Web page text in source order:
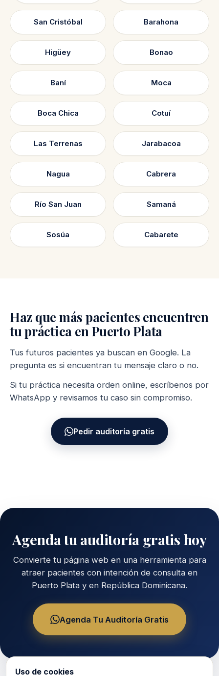
San Cristóbal Barahona
Higüey Bonao
Baní Moca
Boca Chica Cotuí
Las Terrenas Jarabacoa
Nagua Cabrera
Río San Juan Samaná
Sosúa Cabarete
Haz que más pacientes encuentren
tu práctica en Puerto Plata
Tus futuros pacientes ya buscan en Google. La
pregunta es si encuentran tu mensaje claro o no.
Si tu práctica necesita orden online, escríbenos por
WhatsApp y revisamos tu caso sin compromiso.
Pedir auditoría gratis
Agenda tu auditoría gratis hoy
Convierte tu página web en una herramienta para
atraer pacientes con intención de consulta en
Puerto Plata y en República Dominicana.
Agenda Tu Auditoría Gratis
Uso de cookies